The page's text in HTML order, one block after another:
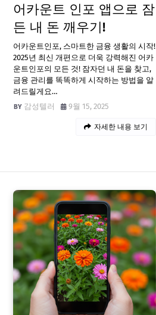
어카운트 인포 앱으로 잠
든 내 돈 깨우기!
어카운트인포, 스마트한 금융 생활의 시작!
2025년 최신 개편으로 더욱 강력해진 어카
운트인포의 모든 것! 잠자던 내 돈을 찾고,
금융 관리를 똑똑하게 시작하는 방법을 알
려드릴게요…
감성텔러
9월 15, 2025
자세한 내용 보기